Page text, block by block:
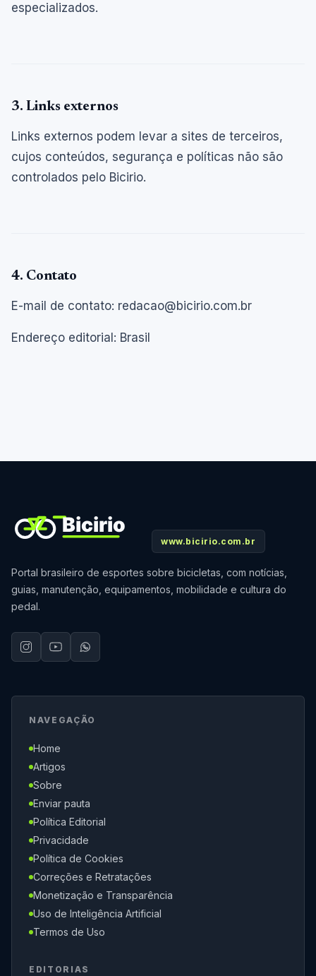
especializados.
3. Links externos
Links externos podem levar a sites de terceiros,
cujos conteúdos, segurança e políticas não são
controlados pelo Bicirio.
4. Contato
E-mail de contato: redacao@bicirio.com.br
Endereço editorial: Brasil
www.bicirio.com.br
Portal brasileiro de esportes sobre bicicletas, com notícias,
guias, manutenção, equipamentos, mobilidade e cultura do
pedal.
NAVEGAÇÃO
Home
Artigos
Sobre
Enviar pauta
Política Editorial
Privacidade
Política de Cookies
Correções e Retratações
Monetização e Transparência
Uso de Inteligência Artificial
Termos de Uso
EDITORIAS